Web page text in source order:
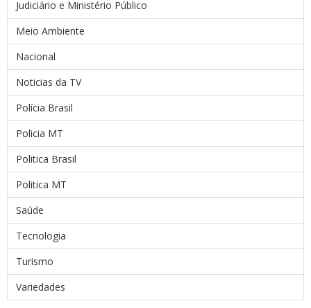
Judiciário e Ministério Público
Meio Ambiente
Nacional
Noticias da TV
Polícia Brasil
Policia MT
Politica Brasil
Politica MT
Saúde
Tecnologia
Turismo
Variedades